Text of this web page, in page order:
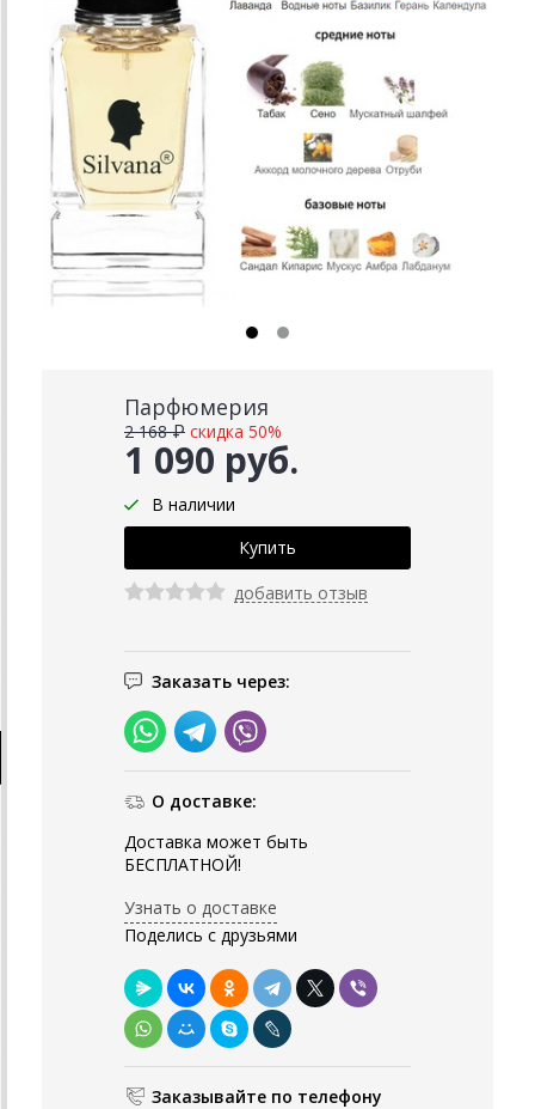
Парфюмерия
1 090 руб.
2 168 ₽ скидка 50%
В наличии
добавить отзыв
Заказать через:
О доставке:
Доставка может быть
БЕСПЛАТНОЙ!
Узнать о доставке
Поделись с друзьями
Заказывайте по телефону